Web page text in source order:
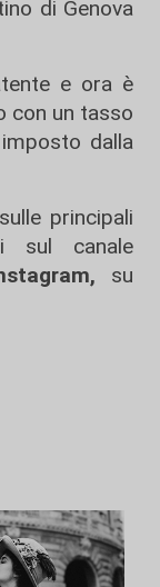
di Genova
e ora è
con un tasso
dalla
sulle principali
sul canale
, su